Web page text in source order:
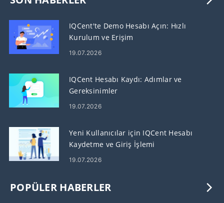
IQCent'te Demo Hesabı Açın: Hızlı
Kurulum ve Erişim
19.07.2026
IQCent Hesabı Kaydı: Adımlar ve
Gereksinimler
19.07.2026
Yeni Kullanıcılar için IQCent Hesabı
Kaydetme ve Giriş İşlemi
19.07.2026
POPÜLER HABERLER